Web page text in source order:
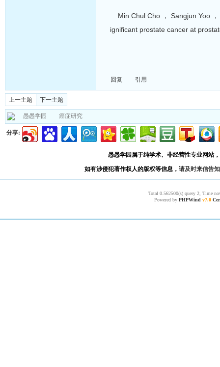
Min Chul Cho ， Sangjun Yoo
ignificant prostate cancer at
回复 引用
上一主题 下一主题
愚愚学园 癌症研究
分享:
愚愚学园属于纯学术、非经营性专业网站
如有涉侵犯著作权人的版权等信息， 请及时来信告知
Total 0.562500(s) query 2, Time
Powered by PHPWind v7.0